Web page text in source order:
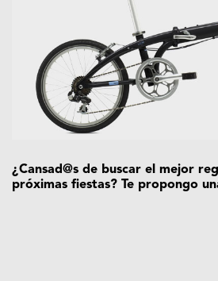
¿Cansad@s de buscar el mejor
próximas fiestas? Te propongo